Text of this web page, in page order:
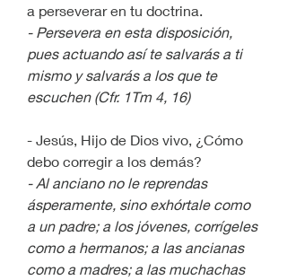
a perseverar en tu doctrina.
- Persevera en esta disposición,
pues actuando así te salvarás a ti
mismo y salvarás a los que te
escuchen (Cfr. 1Tm 4, 16)
- Jesús, Hijo de Dios vivo, ¿Cómo
debo corregir a los demás?
- Al anciano no le reprendas
ásperamente, sino exhórtale como
a un padre; a los jóvenes, corrígeles
como a hermanos; a las ancianas
como a madres; a las muchachas